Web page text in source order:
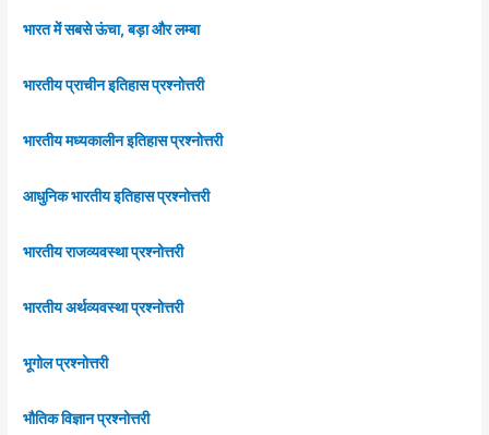
भारत में सबसे ऊंचा, बड़ा और लम्बा
भारतीय प्राचीन इतिहास प्रश्नोत्तरी
भारतीय मध्यकालीन इतिहास प्रश्नोत्तरी
आधुनिक भारतीय इतिहास प्रश्नोत्तरी
भारतीय राजव्यवस्था प्रश्नोत्तरी
भारतीय अर्थव्यवस्था प्रश्नोत्तरी
भूगोल प्रश्नोत्तरी
भौतिक विज्ञान प्रश्नोत्तरी